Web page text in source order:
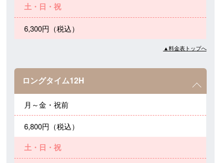
土・日・祝
6,300円（税込）
▲料金表トップへ
ロングタイム12H
月～金・祝前
6,800円（税込）
土・日・祝